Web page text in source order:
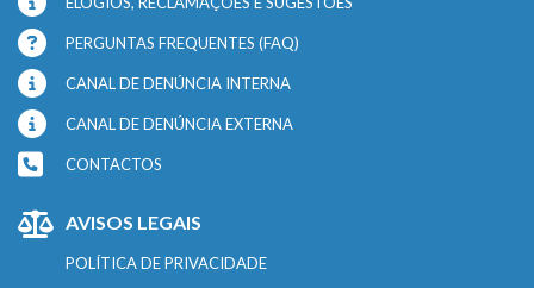
PERGUNTAS FREQUENTES (FAQ)
CANAL DE DENÚNCIA INTERNA
CANAL DE DENÚNCIA EXTERNA
CONTACTOS
AVISOS LEGAIS
POLÍTICA DE PRIVACIDADE